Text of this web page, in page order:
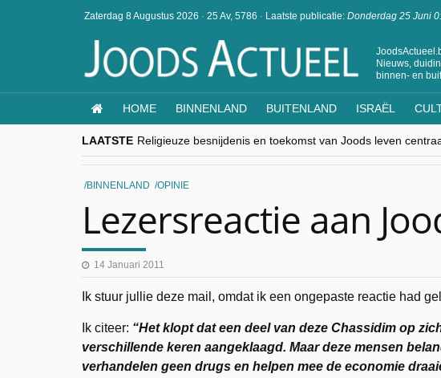
Zaterdag 8 Augustus 2026 · 25 Av, 5786 · Laatste publicatie: Donderdag 25 Juni
Nieuws,
binnen- en
HOME BINNENLAND BUITENLAND ISRAËL
LAATSTE Religieuze besnijdenis en toekomst van Joods leven
“Besnijdenisdebat toont hoe moeilijk seculiere Westen
CITYTRIP | ROEMENIË – Boekarest: de verrassing van
“Vandaag zit elke Jood in België op de beklaagdenbank”
BINNENLAND OPINIE
Lezersreactie aan
14 Januari 2011
Ik stuur jullie deze mail, omdat ik een ongepaste reactie had
Ik citeer: “Het klopt dat een deel van deze Chassidim op
verschillende keren aangeklaagd. Maar deze mensen
verhandelen geen drugs en helpen mee de economie